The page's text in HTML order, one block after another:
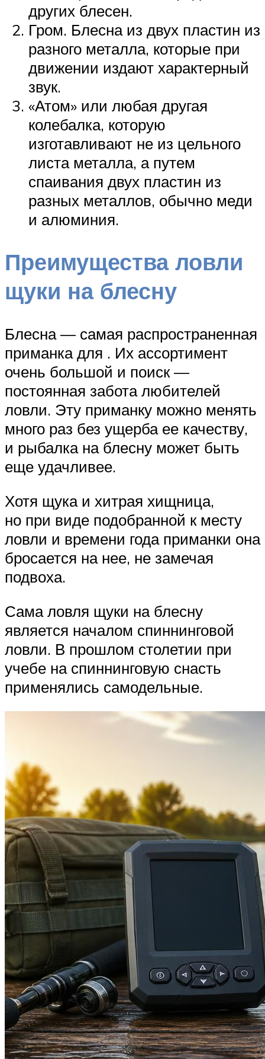
других блесен.
Гром. Блесна из двух пластин из
разного металла, которые при
движении издают характерный
звук.
«Атом» или любая другая
колебалка, которую
изготавливают не из цельного
листа металла, а путем
спаивания двух пластин из
разных металлов, обычно меди
и алюминия.
Преимущества ловли
щуки на блесну
Блесна — самая распространенная
приманка для . Их ассортимент
очень большой и поиск —
постоянная забота любителей
ловли. Эту приманку можно менять
много раз без ущерба ее качеству,
и рыбалка на блесну может быть
еще удачливее.
Хотя щука и хитрая хищница,
но при виде подобранной к месту
ловли и времени года приманки она
бросается на нее, не замечая
подвоха.
Сама ловля щуки на блесну
является началом спиннинговой
ловли. В прошлом столетии при
учебе на спиннинговую снасть
применялись самодельные.